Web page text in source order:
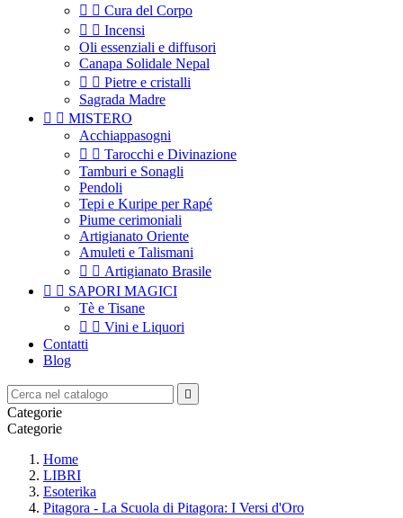
  Cura del Corpo
  Incensi
Oli essenziali e diffusori
Canapa Solidale Nepal
  Pietre e cristalli
Sagrada Madre
  MISTERO
Acchiappasogni
  Tarocchi e Divinazione
Tamburi e Sonagli
Pendoli
Tepi e Kuripe per Rapé
Piume cerimoniali
Artigianato Oriente
Amuleti e Talismani
  Artigianato Brasile
  SAPORI MAGICI
Tè e Tisane
  Vini e Liquori
Contatti
Blog

Categorie
Categorie
Home
LIBRI
Esoterika
Pitagora - La Scuola di Pitagora: I Versi d'Oro